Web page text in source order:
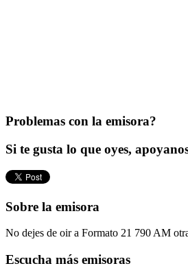
Problemas con la emisora?
Si te gusta lo que oyes,
Sobre la emisora
No dejes de oir a Formato 21 790 AM
Escucha más emisoras